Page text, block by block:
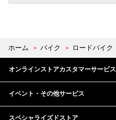
ホーム > バイク > ロードバイク
オンラインストアカスタマーサービス
イベント・その他サービス
スペシャライズドストア